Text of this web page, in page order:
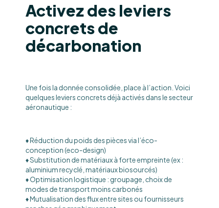
Activez des leviers
concrets de
décarbonation
Une fois la donnée consolidée, place à l’action. Voici
quelques leviers concrets déjà activés dans le secteur
aéronautique :
♦️ Réduction du poids des pièces via l’éco-
conception (eco-design)
♦️ Substitution de matériaux à forte empreinte (ex :
aluminium recyclé, matériaux biosourcés)
♦️ Optimisation logistique : groupage, choix de
modes de transport moins carbonés
♦️ Mutualisation des flux entre sites ou fournisseurs